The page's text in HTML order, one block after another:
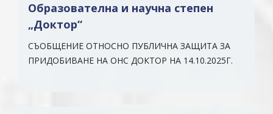
Образователна и научна степен
„Доктор“
СЪОБЩЕНИЕ ОТНОСНО ПУБЛИЧНА ЗАЩИТА ЗА
ПРИДОБИВАНЕ НА ОНС ДОКТОР НА 14.10.2025Г.